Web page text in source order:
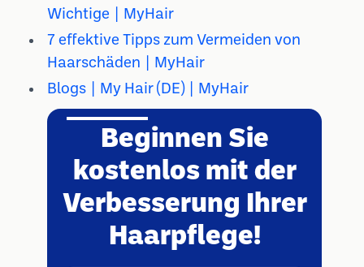
Wichtige | MyHair
7 effektive Tipps zum Vermeiden von
Haarschäden | MyHair
Blogs | My Hair (DE) | MyHair
Beginnen Sie
kostenlos mit der
Verbesserung Ihrer
Haarpflege!